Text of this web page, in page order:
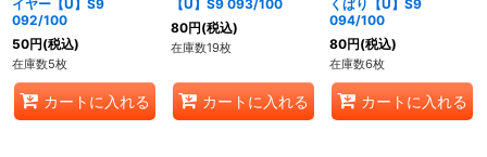
イヤー【U】S9
092/100
50円(税込)
在庫数5枚
カートに入れる
【U】S9 093/100
80円(税込)
在庫数19枚
カートに入れる
くばり【U】S9
094/100
80円(税込)
在庫数6枚
カートに入れる